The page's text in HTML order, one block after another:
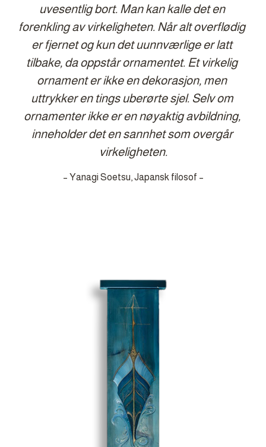
uvesentlig bort. Man kan kalle det en
forenkling av virkeligheten. Når alt overflødig
er fjernet og kun det uunnværlige er latt
tilbake, da oppstår ornamentet. Et virkelig
ornament er ikke en dekorasjon, men
uttrykker en tings uberørte sjel. Selv om
ornamenter ikke er en nøyaktig avbildning,
inneholder det en sannhet som overgår
virkeligheten.
– Yanagi Soetsu, Japansk filosof –